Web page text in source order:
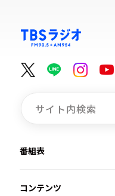
番組表
コンテンツ